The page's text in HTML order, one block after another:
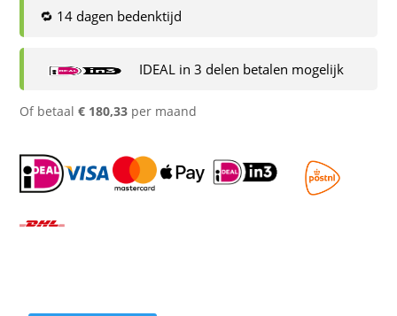
🔁 14 dagen bedenktijd
IDEAL in 3 delen betalen mogelijk
Of betaal€ 180,33 per maand